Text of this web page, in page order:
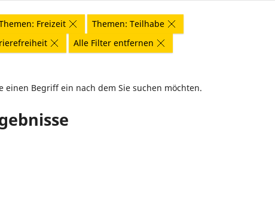
Freizeit
Themen: Teilhabe
Alle Filter entfernen
einen Begriff ein nach dem Sie suchen möchten.